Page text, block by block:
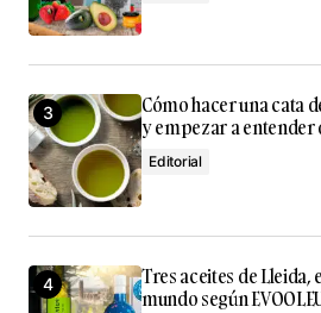
Your Name*
Your E-mail
Guarda mi nombre, correo
navegador para la próxima
Cómo hacer una cata
y empezar a entender
Editorial
Tres aceites de
mundo según